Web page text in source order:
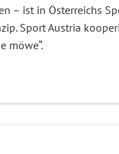
– ist in Österreichs
Sport Austria
möwe“.